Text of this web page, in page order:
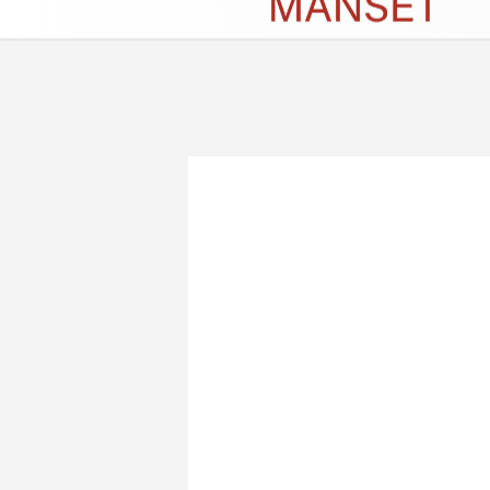
İletişim Çerez Politikası